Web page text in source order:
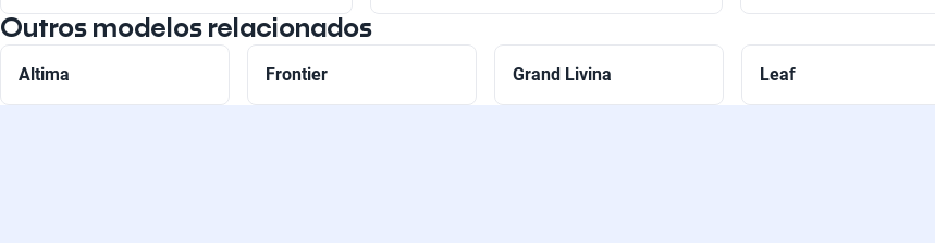
Outros modelos relacionados
Altima Frontier Grand Livina Leaf